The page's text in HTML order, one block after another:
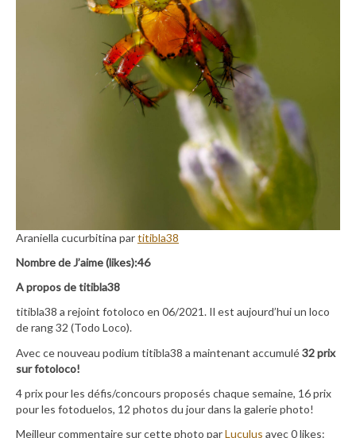
Araniella cucurbitina partitibla38
Nombre de J’aime (likes):46
A propos de titibla38
titibla38 a rejoint fotoloco en 06/2021. Il est aujourd’hui un loco
de rang 32 (Todo Loco).
Avec ce nouveau podium titibla38 a maintenant accumulé32 prix
sur fotoloco!
4 prix pour les défis/concours proposés chaque semaine, 16 prix
pour les fotoduelos, 12 photos du jour dans la galerie photo!
Meilleur commentaire sur cette photo parLuculus avec 0 likes: